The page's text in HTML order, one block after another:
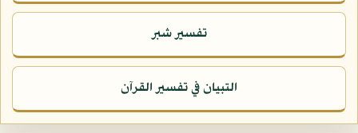
تفسير شبر
التبيان في تفسير القرآن